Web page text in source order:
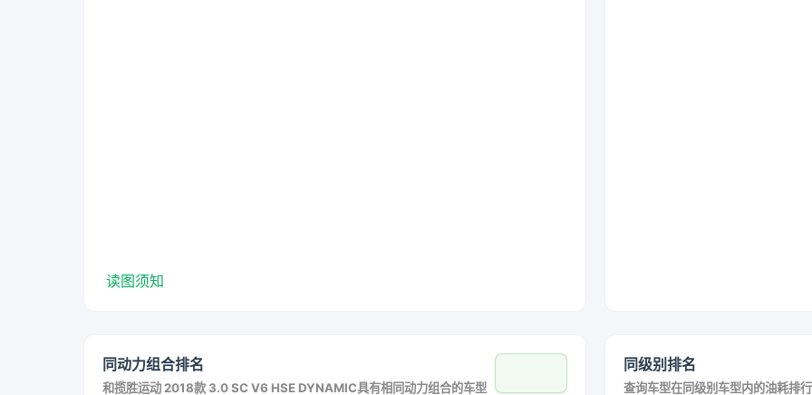
读图须知
同动力组合排名
和揽胜运动 2018款 3.0 SC V6 HSE DYNAMIC具有相同动力组合的车型
同级别排名
查询车型在同级别车型内的油耗排